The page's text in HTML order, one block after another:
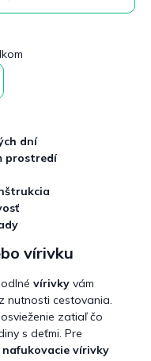
dní
prostredí
vírivku
vírivky vám
nutnosti cestovania.
zatiaľ čo
s deťmi. Pre
nafukovacie vírivky